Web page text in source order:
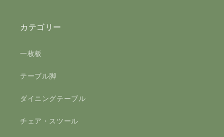
カテゴリー
一枚板
テーブル脚
ダイニングテーブル
チェア・スツール